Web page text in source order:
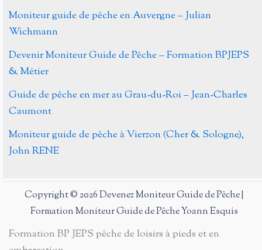
Moniteur guide de pêche en Auvergne – Julian
Wichmann
Devenir Moniteur Guide de Pêche – Formation BPJEPS
& Métier
Guide de pêche en mer au Grau-du-Roi – Jean-Charles
Caumont
Moniteur guide de pêche à Vierzon (Cher & Sologne),
John RENE
Copyright © 2026 Devenez Moniteur Guide de Pêche |
Formation Moniteur Guide de Pêche Yoann Esquis
Formation BP JEPS pêche de loisirs à pieds et en